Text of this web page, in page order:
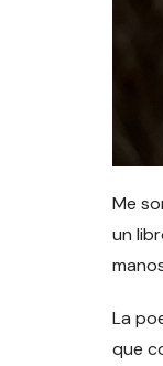
Me
un
La
que